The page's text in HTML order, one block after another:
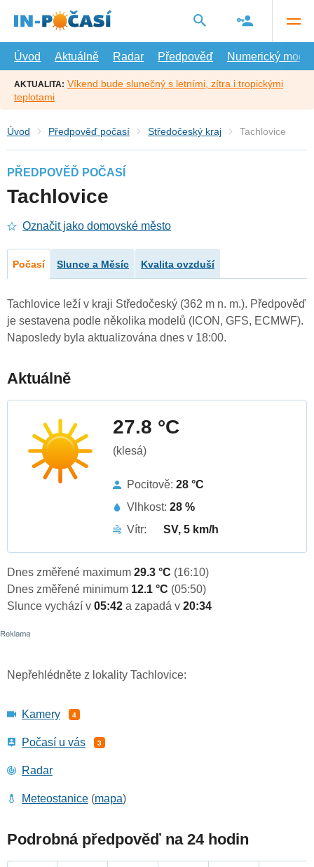
hlavní
Úvod
Aktuálně Radar Předpověď Numerický model
AKTUALITA: Víkend bude slunečný s letními, zítra i tropickými
teplotami
Úvod Předpověď počasí Středočeský kraj Tachlovice
PŘEDPOVĚĎ POČASÍ
Tachlovice
Označit jako domovské město
Počasí Slunce a Měsíc Kvalita ovzduší
Tachlovice leží v kraji Středočeský (362 m n. m.). Předpověď
je sestavena podle několika modelů (ICON, GFS, ECMWF).
Naposledy byla aktualizována dnes v 18:00.
Aktuálně
27.8 °C
(klesá)
Pocitově: 28 °C
Vlhkost: 28 %
Vítr:
SV, 5 km/h
Dnes změřené maximum 29.3 °C (16:10)
Dnes změřené minimum 12.1 °C (05:50)
Slunce vychází v 05:42 a zapadá v 20:34
Nepřehlédněte z lokality Tachlovice:
Kamery 4
Počasí u vás 3
Radar
Meteostanice (mapa)
Podrobná předpověď na 24 hodin